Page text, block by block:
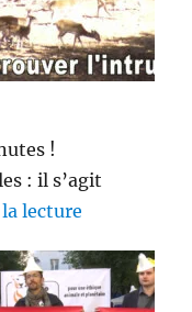
!
: il s’agit
lecture